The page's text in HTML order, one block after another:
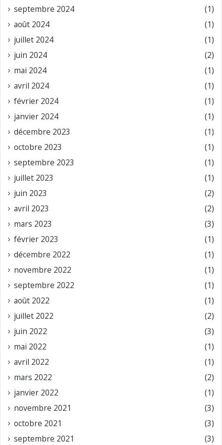
septembre 2024
(1)
août 2024
(1)
juillet 2024
(1)
juin 2024
(2)
mai 2024
(1)
avril 2024
(1)
février 2024
(1)
janvier 2024
(1)
décembre 2023
(1)
octobre 2023
(1)
septembre 2023
(1)
juillet 2023
(1)
juin 2023
(2)
avril 2023
(2)
mars 2023
(3)
février 2023
(1)
décembre 2022
(1)
novembre 2022
(1)
septembre 2022
(1)
août 2022
(1)
juillet 2022
(2)
juin 2022
(3)
mai 2022
(1)
avril 2022
(1)
mars 2022
(2)
janvier 2022
(1)
novembre 2021
(3)
octobre 2021
(3)
septembre 2021
(3)